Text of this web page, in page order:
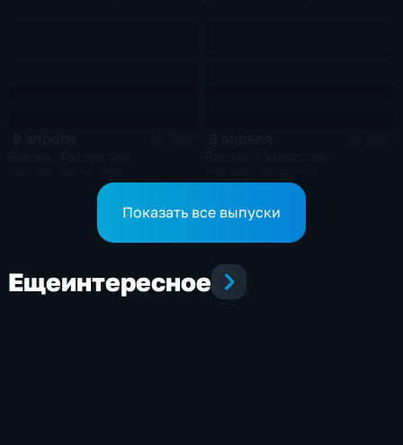
Показать все выпуски
Ещеинтересное